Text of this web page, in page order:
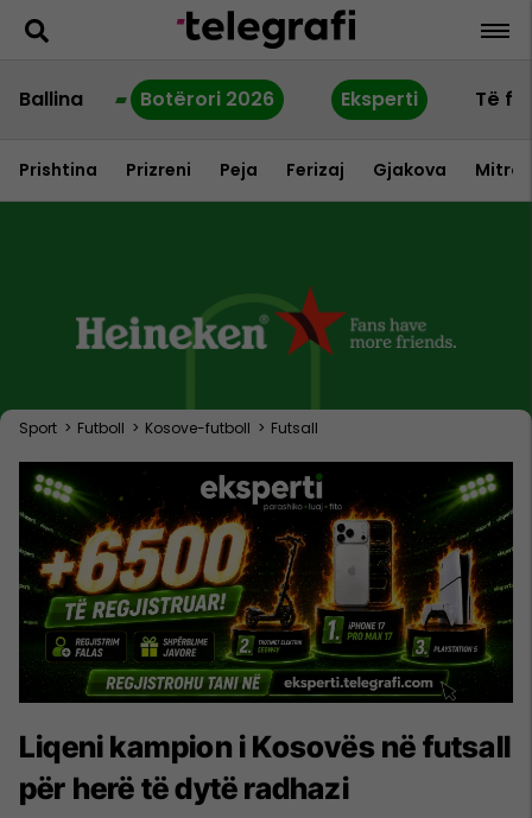
Ballina Botërori 2026 Eksperti Të
Prishtina Prizreni Peja Ferizaj Gjakova
Sport > Futboll > Kosove-futboll > Futsall
Liqeni kampion i Kosovës në futsall
për herë të dytë radhazi